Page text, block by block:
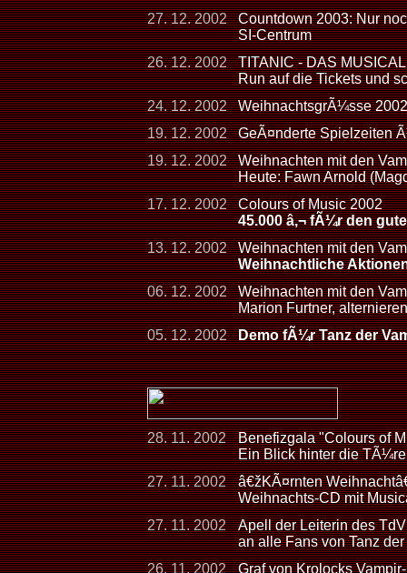
27. 12. 2002
Countdown 2003: Nur
SI-Centrum
26. 12. 2002
TITANIC - DAS
Run auf die Tickets und
24. 12. 2002
WeihnachtsgrÃ¼sse 2002
19. 12. 2002
GeÃ¤nderte Spielzeiten
19. 12. 2002
Weihnachten mit den
Heute: Fawn Arnold
17. 12. 2002
Colours of Music 2002
45.000 â‚¬ fÃ¼r den
13. 12. 2002
Weihnachten mit den
Weihnachtliche
06. 12. 2002
Weihnachten mit den
Marion Furtner,
05. 12. 2002
Demo fÃ¼r Tanz der
28. 11. 2002
Benefizgala "Colours of
Ein Blick hinter die
27. 11. 2002
â€žKÃ¤rnten
Weihnachts-CD mit
27. 11. 2002
Apell der Leiterin des
an alle Fans von Tanz
26. 11. 2002
Graf von Krolocks